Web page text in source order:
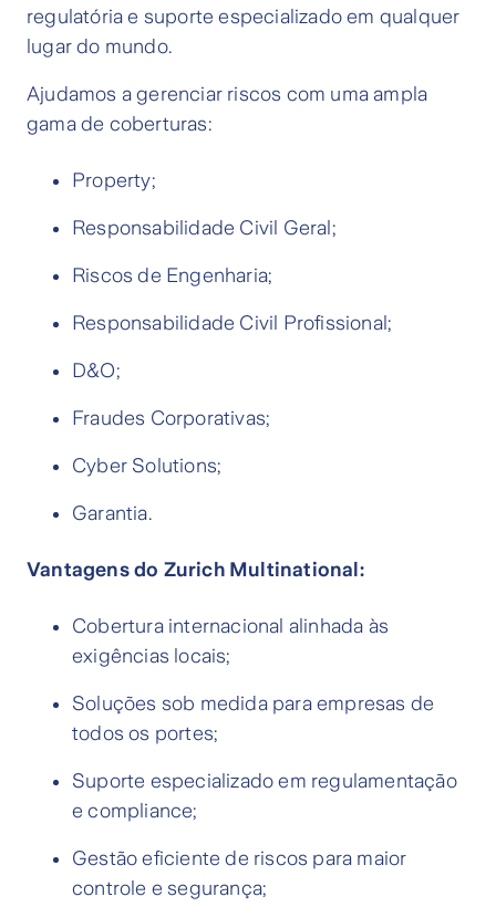
regulatória e suporte especializado em qualquer
lugar do mundo.
Ajudamos a gerenciar riscos com uma ampla
gama de coberturas:
Property;
Responsabilidade Civil Geral;
Riscos de Engenharia;
Responsabilidade Civil Profissional;
D&O;
Fraudes Corporativas;
Cyber Solutions;
Garantia.
Vantagens do Zurich Multinational:
Cobertura internacional alinhada às
exigências locais;
Soluções sob medida para empresas de
todos os portes;
Suporte especializado em regulamentação
e compliance;
Gestão eficiente de riscos para maior
controle e segurança;